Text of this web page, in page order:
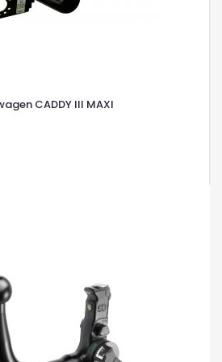
CADDY III MAXI